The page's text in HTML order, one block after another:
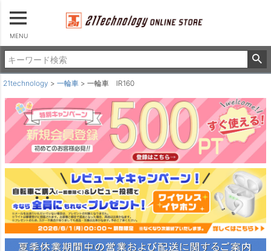
MENU
21technology 一輪車 一輪車 IR160